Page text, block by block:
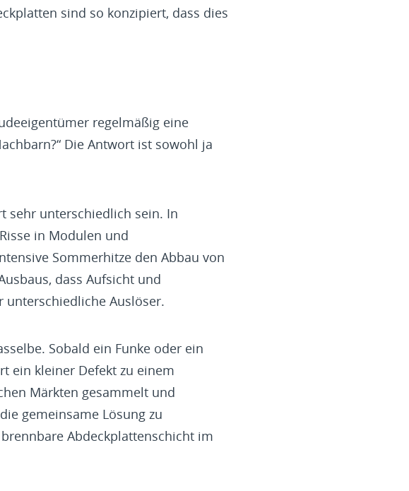
sind so konzipiert, dass dies
regelmäßig eine
Die Antwort ist sowohl ja
sehr unterschiedlich sein. In
in Modulen und
Sommerhitze den Abbau von
dass Aufsicht und
Auslöser.
Sobald ein Funke oder ein
ein kleiner Defekt zu einem
Märkten gesammelt und
gemeinsame Lösung zu
Abdeckplattenschicht im